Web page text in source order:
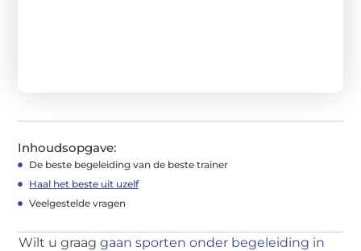
Inhoudsopgave:
De beste begeleiding van de beste trainer
Haal het beste uit uzelf
Veelgestelde vragen
Wilt u graaggaan sporten onder begeleiding in